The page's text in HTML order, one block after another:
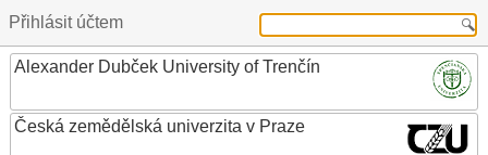
Přihlásit účtem
Alexander Dubček University of Trenčín
Česká zemědělská univerzita v Praze